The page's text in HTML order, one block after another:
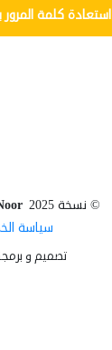
استعادة كلمة
© نسخة 2025
سياسة
تصميم و